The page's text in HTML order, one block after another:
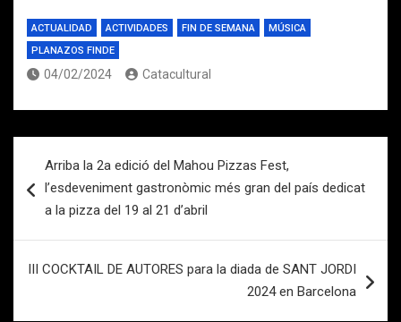
ACTUALIDAD ACTIVIDADES FIN DE SEMANA
MÚSICA
PLANAZOS FINDE
04/02/2024 Catacultural
de
entradas
Arriba la 2a edició del Mahou Pizzas Fest,
l’esdeveniment gastronòmic més gran del país dedicat
a la pizza del 19 al 21 d’abril
III COCKTAIL DE AUTORES para la diada de SANT JORDI
2024 en Barcelona